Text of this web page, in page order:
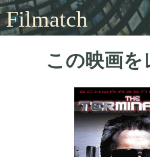
Filmatch
この映画を